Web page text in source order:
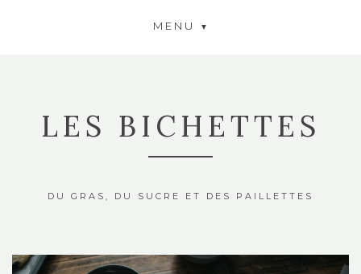
MENU
LES BICHETTES
DU GRAS, DU SUCRE ET DES PAILLETTES